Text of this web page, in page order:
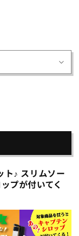
ト♪ スリムソー
プが付いてく